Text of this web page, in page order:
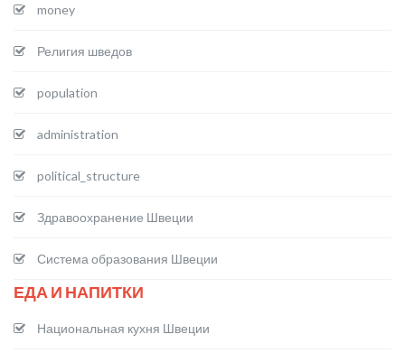
money
Религия шведов
population
administration
political_structure
Здравоохранение Швеции
Система образования Швеции
ЕДА И НАПИТКИ
Национальная кухня Швеции